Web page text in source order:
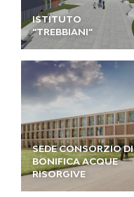
ISTITUTO
“TREBBIANI”
SEDE CONSORZIO DI
BONIFICA ACQUE
RISORGIVE